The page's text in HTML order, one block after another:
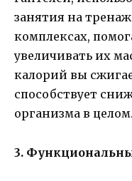
занятия на
комплексах,
увеличивать их
калорий вы
способствует
организма в целом.
3.